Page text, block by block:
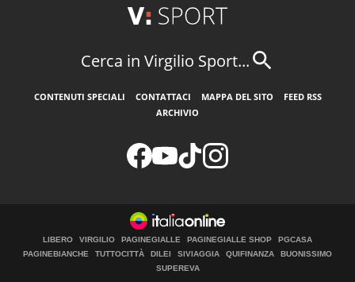
Cerca in Virgilio Sport...
CONTENUTI SPECIALI CONTATTACI MAPPA DEL SITO
FEED RSS
ARCHIVIO
LIBERO VIRGILIO PAGINEGIALLE PAGINEGIALLE SHOP
PGCASA
PAGINEBIANCHE
TUTTOCITTÀ DILEI SIVIAGGIA QUIFINANZA
BUONISSIMO
SUPEREVA